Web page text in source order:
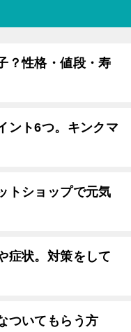
？性格・値段・寿
ント6つ。キンクマ
トショップで元気
症状。対策をして
ついてもらう方